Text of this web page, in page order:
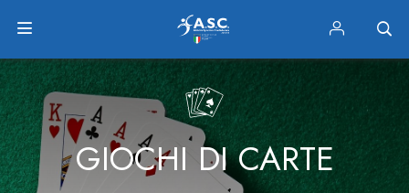
GIOCHI DI CARTE